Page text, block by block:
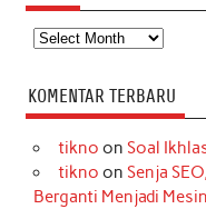
Arsip
KOMENTAR TERBARU
tikno on Soal
tikno on Senja
Berganti Menjadi